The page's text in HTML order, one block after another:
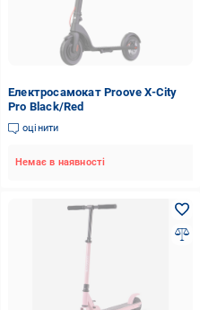
Електросамокат Proove X-City
Pro Black/Red
оцінити
Немає в наявності